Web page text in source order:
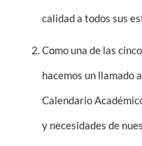
calidad a todos sus
Como una de las
hacemos un llamado
Calendario
y necesidades de